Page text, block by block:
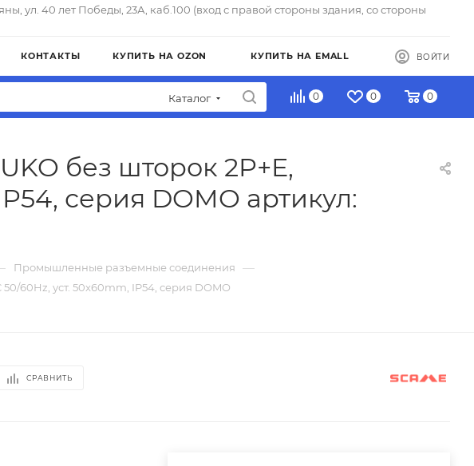
ул. 40 лет Победы, 23А, каб.100 (вход с правой стороны здания, со стороны
КОНТАКТЫ КУПИТЬ НА OZON КУПИТЬ НА EMALL ВОЙТИ
Каталог 0 0 0
без шторок 2P+E,
серия DOMO артикул:
Промышленные разъемные соединения —
60Hz, уст. 50x60mm, IP54, серия DOMO
СРАВНИТЬ